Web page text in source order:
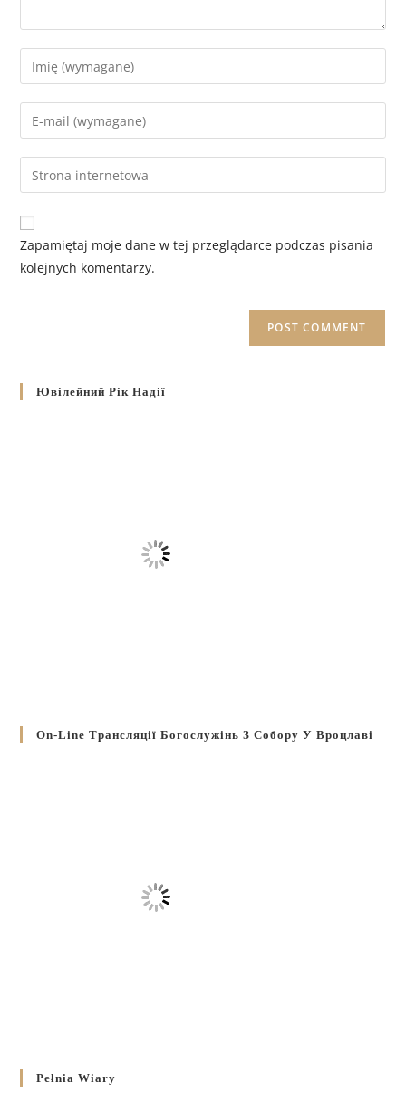
Zapamiętaj moje dane w tej przeglądarce podczas pisania
kolejnych komentarzy.
Ювілейний Рік Надії
On-Line Трансляції Богослужінь З Собору У Вроцлаві
Pełnia Wiary